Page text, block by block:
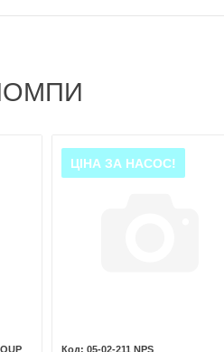
ЦІНА ЗА НАСОС!
05-02-211 NPS